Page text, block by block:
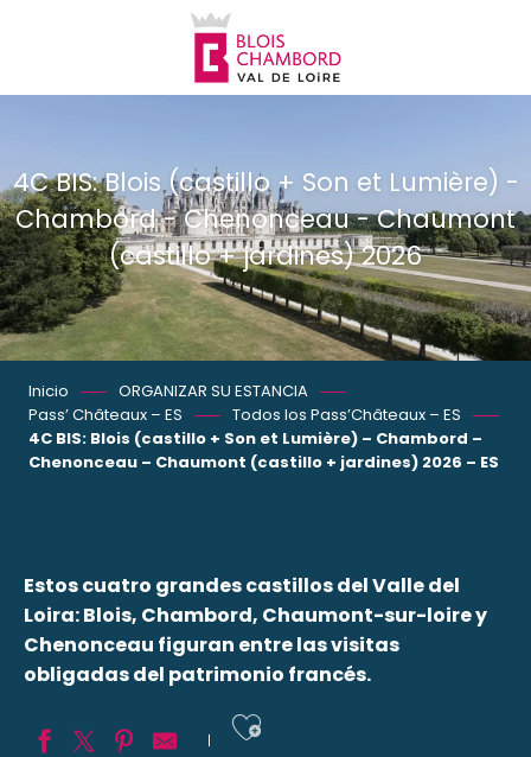
principal
4C BIS: Blois (castillo + Son et Lumière) -
Chambord - Chenonceau - Chaumont
(castillo + jardines) 2026
Inicio
ORGANIZAR SU ESTANCIA
Pass’ Châteaux – ES
Todos los Pass’Châteaux – ES
4C BIS: Blois (castillo + Son et Lumière) – Chambord –
Chenonceau – Chaumont (castillo + jardines) 2026 – ES
Estos cuatro grandes castillos del Valle del
Loira: Blois, Chambord, Chaumont-sur-loire y
Chenonceau figuran entre las visitas
obligadas del patrimonio francés.
Ajouter aux